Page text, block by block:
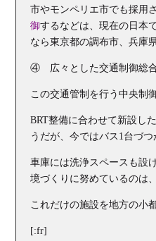
市やモンペリエ市でも採用
御するなどは、現在の日本
なら東京都の調布市、兵庫
④ 広々とした交通制御総
この交通管制を行う中央制
BRT整備に合わせて新設し
うだが、今ではバス1台づ
車庫には洗浄スペースも設
境づくりに努めているのは
これだけの施設を地方の小
[:fr]